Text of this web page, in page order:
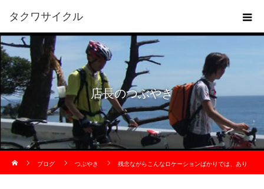
タクワサイクル
店長のつぶやき
ブログ
つぶやき 残念ながらこんなロケーションばかりでは、あり